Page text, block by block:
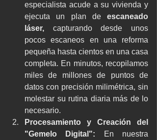
especialista acude a su vivienda y
ejecuta un plan de escaneado
láser, capturando desde unos
pocos escaneos en una reforma
pequeña hasta cientos en una casa
completa. En minutos, recopilamos
miles de millones de puntos de
datos con precisión milimétrica, sin
molestar su rutina diaria más de lo
necesario.
Procesamiento y Creación del
"Gemelo Digital":
En nuestra